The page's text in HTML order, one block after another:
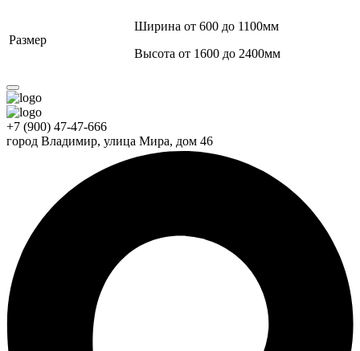
Размер
Ширина от 600 до 1100мм
Высота от 1600 до 2400мм
+7 (900) 47-47-666
город Владимир, улица Мира, дом 46